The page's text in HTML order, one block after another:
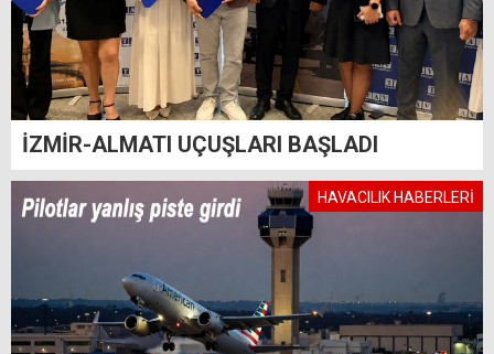
İZMİR-ALMATI UÇUŞLARI BAŞLADI
HAVACILIK HABERLERİ